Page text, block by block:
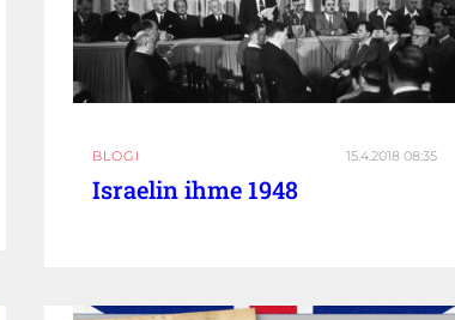
BLOGI 15.4.2018 08:35
Israelin ihme 1948